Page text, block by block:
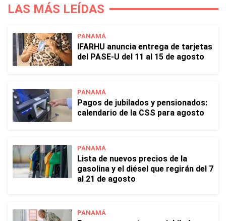
LAS MÁS LEÍDAS
PANAMÁ
IFARHU anuncia entrega de tarjetas
del PASE-U del 11 al 15 de agosto
PANAMÁ
Pagos de jubilados y pensionados:
calendario de la CSS para agosto
PANAMÁ
Lista de nuevos precios de la
gasolina y el diésel que regirán del 7
al 21 de agosto
PANAMÁ